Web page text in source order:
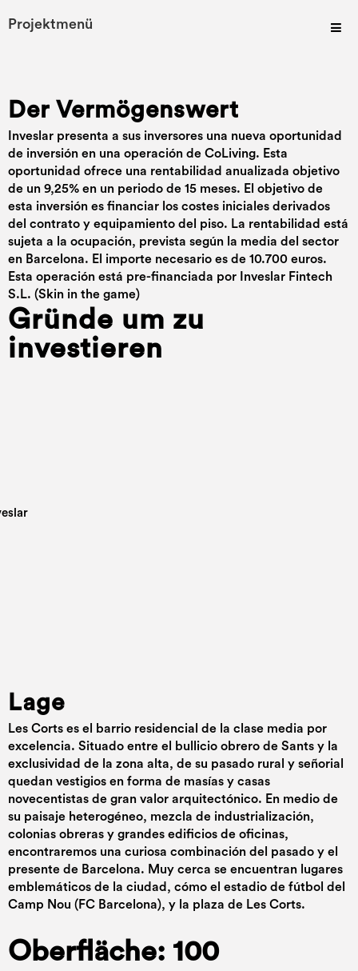
Projektmenü
Der Vermögenswert
Inveslar presenta a sus inversores una nueva oportunidad
de inversión en una operación de CoLiving. Esta
oportunidad ofrece una rentabilidad anualizada objetivo
de un 9,25% en un periodo de 15 meses. El objetivo de
esta inversión es financiar los costes iniciales derivados
del contrato y equipamiento del piso. La rentabilidad está
sujeta a la ocupación, prevista según la media del sector
en Barcelona. El importe necesario es de 10.700 euros.
Esta operación está pre-financiada por Inveslar Fintech
S.L. (Skin in the game)
Gründe um zu
investieren
Lage
Les Corts es el barrio residencial de la clase media por
excelencia. Situado entre el bullicio obrero de Sants y la
exclusividad de la zona alta, de su pasado rural y señorial
quedan vestigios en forma de masías y casas
novecentistas de gran valor arquitectónico. En medio de
su paisaje heterogéneo, mezcla de industrialización,
colonias obreras y grandes edificios de oficinas,
encontraremos una curiosa combinación del pasado y el
presente de Barcelona. Muy cerca se encuentran lugares
emblemáticos de la ciudad, cómo el estadio de fútbol del
Camp Nou (FC Barcelona), y la plaza de Les Corts.
Oberfläche: 100